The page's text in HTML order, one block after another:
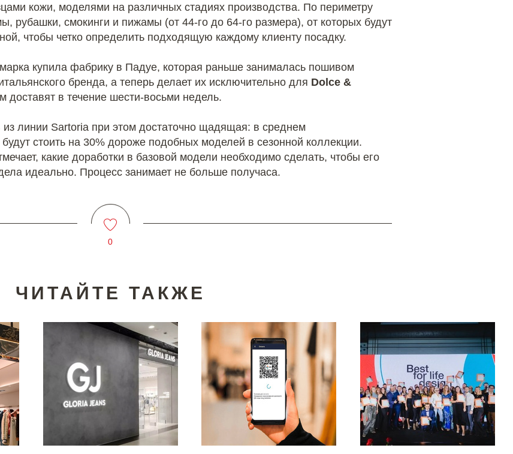
кожи, моделями на различных стадиях производства. По периметру
рубашки, смокинги и пижамы (от 44-го до 64-го размера), от которых будут
чтобы четко определить подходящую каждому клиенту посадку.
купила фабрику в Падуе, которая раньше занималась пошивом
бренда, а теперь делает их исключительно для Dolce &
доставят в течение шести-восьми недель.
линии Sartoria при этом достаточно щадящая: в среднем
стоить на 30% дороже подобных моделей в сезонной коллекции.
какие доработки в базовой модели необходимо сделать, чтобы его
идеально. Процесс занимает не больше получаса.
0
ЧИТАЙТЕ ТАКЖЕ